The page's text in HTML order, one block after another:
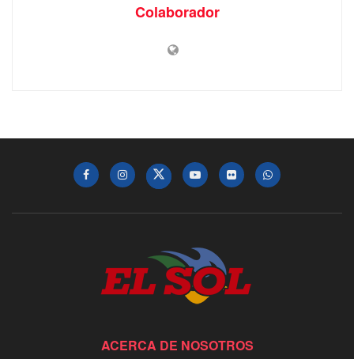
Colaborador
ACERCA DE NOSOTROS